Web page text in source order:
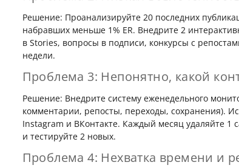
Решение: Проанализируйте 20 последних
набравших меньше 1% ER. Внедрите 2
в Stories, вопросы в подписи, конкурсы с
недели.
Проблема 3: Непонятно, какой
Решение: Внедрите систему еженедельного
комментарии, репосты, переходы, сохранения).
Instagram и ВКонтакте. Каждый месяц удаляйте
и тестируйте 2 новых.
Проблема 4: Нехватка времени и